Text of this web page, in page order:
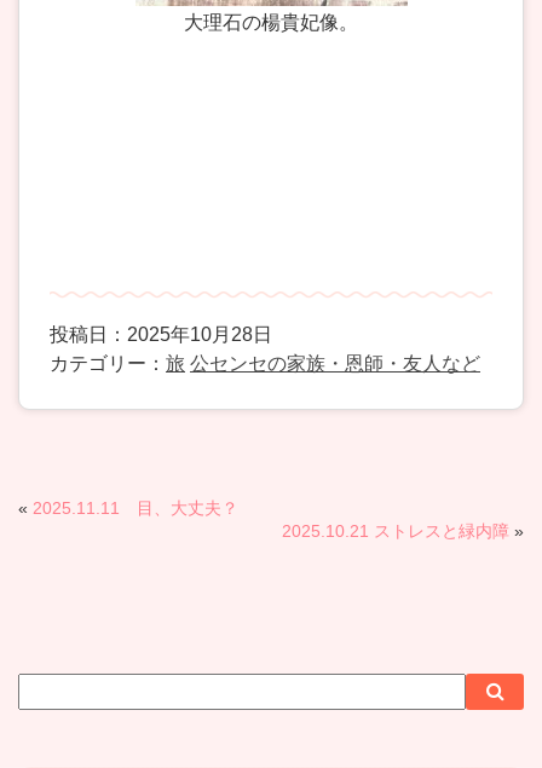
大理石の楊貴妃像。
投稿日：2025年10月28日
カテゴリー： 旅 公センセの家族・恩師・友人など
« 2025.11.11 目、大丈夫？
2025.10.21 ストレスと緑内障 »
イ
索